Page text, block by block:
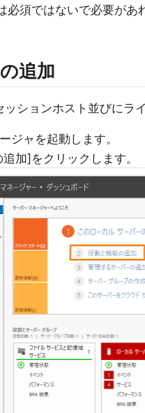
必須ではないで必要があ
追加
ッションホスト並びにラ
ジャを起動します。
加]をクリックします。